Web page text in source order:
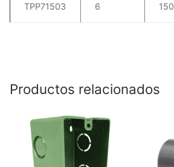
TPP71503 6 150
Productos relacionados